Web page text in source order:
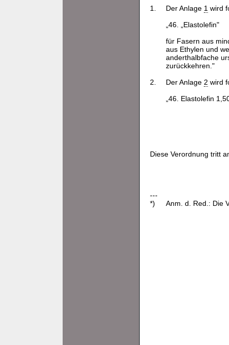
1.
Der Anlage 1 wird
„46. „Elastolefin"
für Fasern aus
aus Ethylen und
anderthalbfache
zurückkehren."
2.
Der Anlage 2 wird
„46. Elastolefin
Diese Verordnung tritt
---
*)
Anm. d. Red.: Die